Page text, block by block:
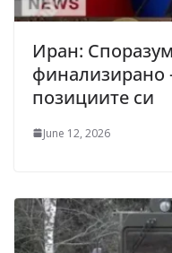
Иран:
позициите си
June 12, 2026